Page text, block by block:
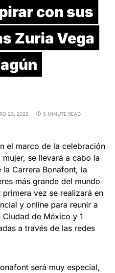
con sus
Zuria Vega
23, 2022 5 MINUTE READ
el marco de la celebración
se llevará a cabo la
Carrera Bonafont, la
más grande del mundo
vez se realizará en
y online para reunir a
de México y 1
a través de las redes
será muy especial,